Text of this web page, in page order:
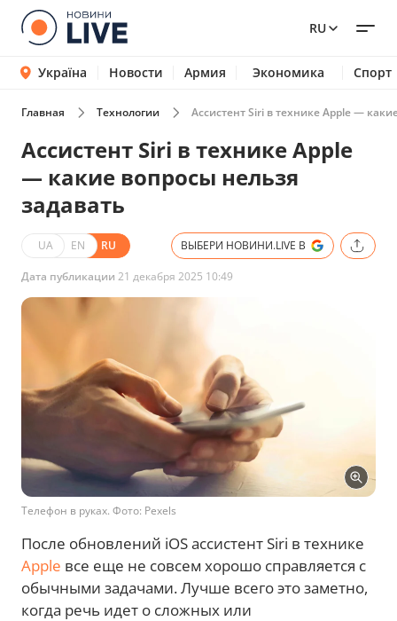
RU
Україна Новости Армия Экономика Спорт
Главная Технологии Ассистент Siri в технике Apple —
Ассистент Siri в технике Apple
— какие вопросы нельзя
задавать
UA EN RU ВЫБЕРИ НОВИНИ.LIVE В
Дата публикации 21 декабря 2025 10:49
Телефон в руках. Фото: Pexels
После обновлений iOS ассистент Siri в технике
Apple все еще не совсем хорошо справляется с
обычными задачами. Лучше всего это заметно,
когда речь идет о сложных или